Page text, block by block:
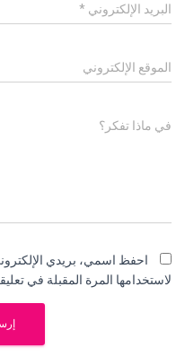
البريد الإلكتروني *
الموقع الإلكتروني
في ماذا تفكر؟
احفظ اسمي، بريدي
لاستخدامها المرة المقبلة في